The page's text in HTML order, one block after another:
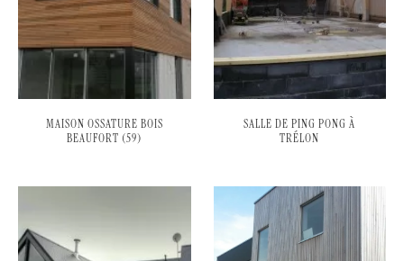
MAISON OSSATURE BOIS
BEAUFORT (59)
SALLE DE PING PONG À
TRÉLON